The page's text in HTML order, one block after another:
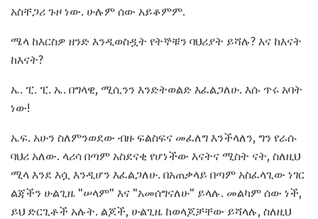
አስቸጋሪ ጉዞ ነው. ሁሉም ሰው አይቆምም.
ሜላ ከእርስዎ ዘንድ እንዲወስዷት የትኞቹን ባህሪያት ይሻሉ? እና ከእናት
ከእናት?
ኤ. ፒ. ፒ. ኤ. በግላዊ, ሚሲንን እንድትወልድ እፈልጋለሁ. እሱ ጥሩ አባት
ነው!
ኤፍ. አሁን ስለምንወደው ብዙ ፍልስፍና መፈለግ እንችላለን, ግን የራሱ
ባህሪ አለው. ላሪሳ በጣም አስደናቂ የሆነችው እናትና ሚስት ናት, ስለዚህ
ሚላ እንደ እሷ እንዲሆን እፈልጋለሁ. በአጠቃላይ በጣም አስፈላጊው ነገር
ልጃችን ሁልጊዜ "ሠላም" እና "አመሰግናለሁ" ይላሉ. መልካም ሰው ነች,
ይህ ድርጊቶች አሉት. ልጆች, ሁልጊዜ ከወላጆቻቸው ይሻላሉ, ስለዚህ